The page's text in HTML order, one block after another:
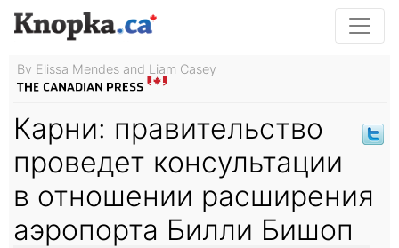
By Elissa Mendes and Liam Casey
Карни: правительство
проведет консультации
в отношении расширения
аэропорта Билли Бишоп